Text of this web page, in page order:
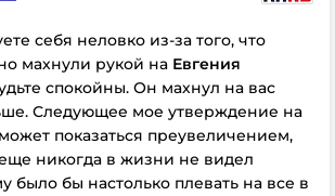
себя неловко из-за того, что
махнули рукой на Евгения
спокойны. Он махнул на вас
Следующее мое утверждение на
показаться преувеличением,
еще никогда в жизни не видел
было бы настолько плевать на все в